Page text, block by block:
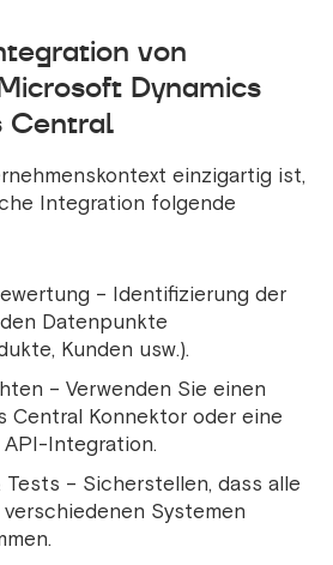
von
Dynamics
Central
einzigartig ist,
Integration folgende
– Identifizierung der
Datenpunkte
Kunden usw.).
– Verwenden Sie einen
Central Konnektor oder eine
Integration.
– Sicherstellen, dass alle
Systemen